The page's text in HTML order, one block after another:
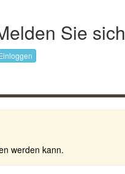
Sie sich
werden kann.